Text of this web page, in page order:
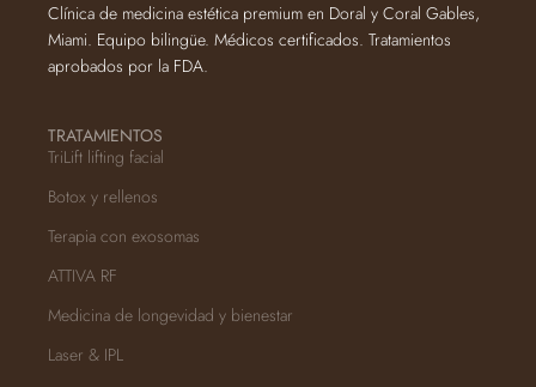
Clínica de medicina estética premium en Doral y Coral Gables,
Miami. Equipo bilingüe. Médicos certificados. Tratamientos
aprobados por la FDA.
TRATAMIENTOS
TriLift lifting facial
Botox y rellenos
Terapia con exosomas
ATTIVA RF
Medicina de longevidad y bienestar
Laser & IPL